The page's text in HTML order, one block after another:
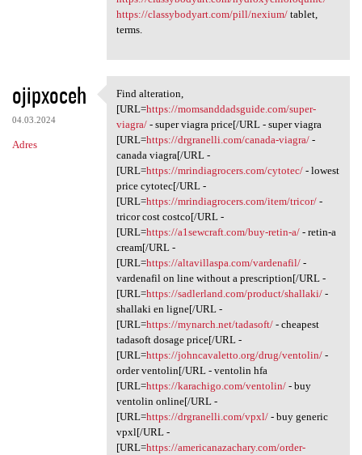
https://classybodyart.com/pill/nexium/tablet,
terms.
ojipxoceh
04.03.2024
Adres
Find alteration, [URL=https:/
Find alteration,
[URL=https://momsanddadsguide.com/super-
viagra/- super viagra price[/URL - super viagra
[URL=https://drgranelli.com/canada-viagra/-
canada viagra[/URL -
[URL=https://mrindiagrocers.com/cytotec/- lowest
price cytotec[/URL -
[URL=https://mrindiagrocers.com/item/tricor/-
tricor cost costco[/URL -
[URL=https://a1sewcraft.com/buy-retin-a/- retin-a
cream[/URL -
[URL=https://altavillaspa.com/vardenafil/-
vardenafil on line without a prescription[/URL -
[URL=https://sadlerland.com/product/shallaki/-
shallaki en ligne[/URL -
[URL=https://mynarch.net/tadasoft/- cheapest
tadasoft dosage price[/URL -
[URL=https://johncavaletto.org/drug/ventolin/-
order ventolin[/URL - ventolin hfa
[URL=https://karachigo.com/ventolin/- buy
ventolin online[/URL -
[URL=https://drgranelli.com/vpxl/- buy generic
vpxl[/URL -
[URL=https://americanazachary.com/order-